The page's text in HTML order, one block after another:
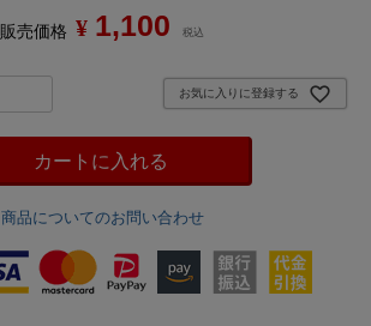
販売価格 ¥ 1,100 税込
お気に入りに登録する
カートに入れる
商品についてのお問い合わせ